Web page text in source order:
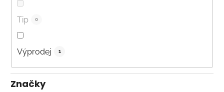
Tip 0
Výprodej 1
Značky